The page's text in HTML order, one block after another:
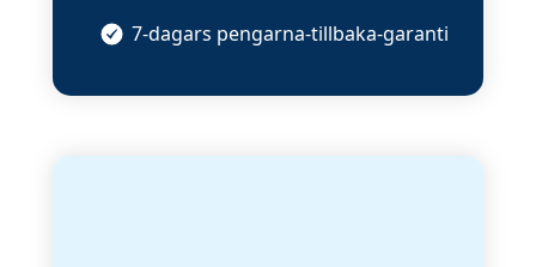
7-dagars pengarna-tillbaka-garanti